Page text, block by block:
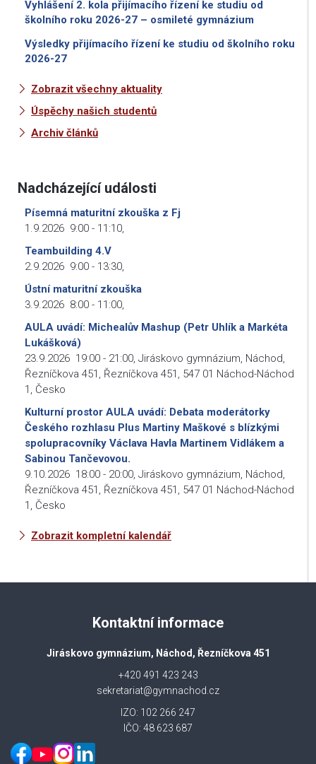
Vyhlášení 2. kola přijímacího řízení ke studiu od
školního roku 2026-27 – osmileté gymnázium
Výsledky přijímacího řízení ke studiu od školního roku
2026-27
Zobrazit všechny aktuality
Úspěchy našich studentů
Archiv článků
Nadcházející události
Písemná maturitní zkouška z Fj
1.9.2026 9:00 - 11:10,
Teambuilding 4.V
2.9.2026 9:00 - 13:30,
Ústní maturitní zkouška
3.9.2026 8:00 - 11:00,
AULA uvádí: Michealův Mashup (Petr Uhlík a Markéta
Lukášková)
23.9.2026 19:00 - 21:00, Jiráskovo gymnázium, Náchod,
Řezníčkova 451, Řezníčkova 451, 547 01 Náchod-Náchod
1, Česko
Kulturní prostor AULA uvádí: Debata moderátorky
Českého rozhlasu Plus Martiny Maškové s blízkými
spolupracovníky Václava Havla Martinem Vidlákem a
Sabinou Tančevovou.
9.10.2026 18:00 - 20:00, Jiráskovo gymnázium, Náchod,
Řezníčkova 451, Řezníčkova 451, 547 01 Náchod-Náchod
1, Česko
Zobrazit kompletní kalendář
Kontaktní informace
Jiráskovo gymnázium, Náchod, Řezníčkova 451
+420 491 423 243
sekretariat@gymnachod.cz
IZO: 102 266 247
IČO: 48 623 687